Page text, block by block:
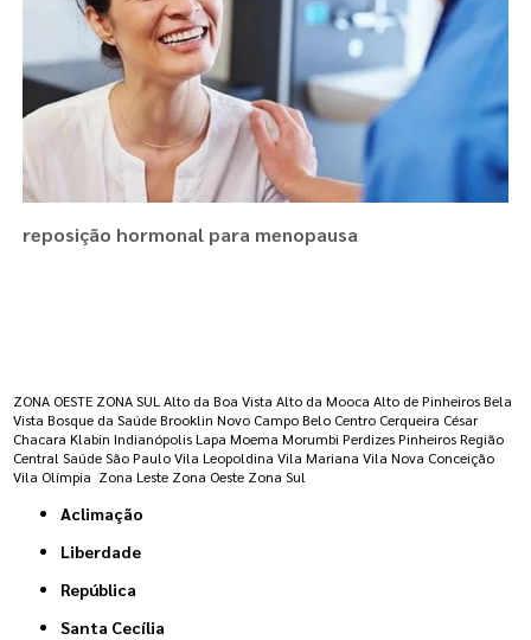
reposição hormonal para menopausa
ZONA OESTE ZONA SUL Alto da Boa Vista Alto da Mooca Alto de Pinheiros Bela
Vista Bosque da Saúde Brooklin Novo Campo Belo Centro Cerqueira César
Chacara Klabin Indianópolis Lapa Moema Morumbi Perdizes Pinheiros Região
Central Saúde São Paulo Vila Leopoldina Vila Mariana Vila Nova Conceição
Vila Olímpia Zona Leste Zona Oeste Zona Sul
Aclimação
Liberdade
República
Santa Cecília